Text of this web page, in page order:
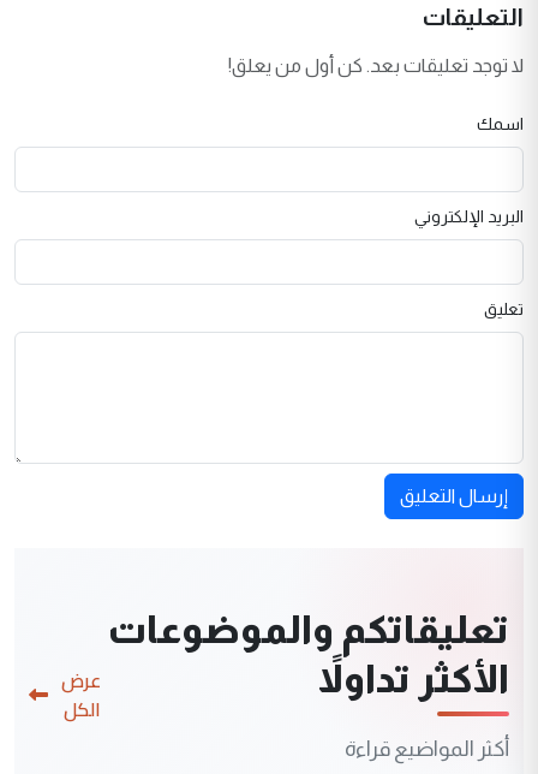
التعليقات
لا توجد تعليقات بعد. كن أول من يعلق!
اسمك
البريد الإلكتروني
تعليق
إرسال التعليق
تعليقاتكم والموضوعات
الأكثر تداولاً
أكثر المواضيع قراءة
عرض
الكل